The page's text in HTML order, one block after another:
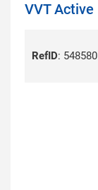
VVT Active
RefID: 548580